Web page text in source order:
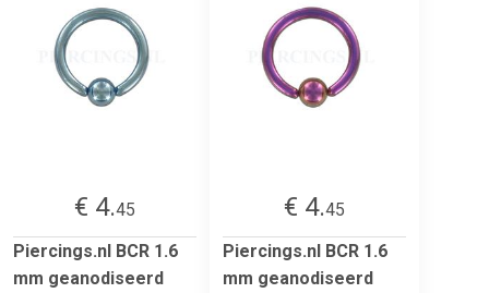
€ 4.45
Piercings.nl BCR 1.6
mm geanodiseerd
€ 4.45
Piercings.nl BCR 1.6
mm geanodiseerd